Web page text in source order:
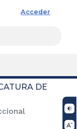
Acceder
DE